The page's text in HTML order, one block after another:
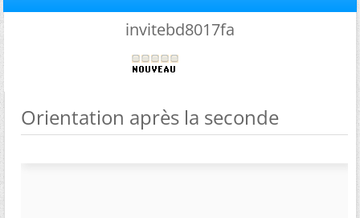
invitebd8017fa
Orientation après la seconde